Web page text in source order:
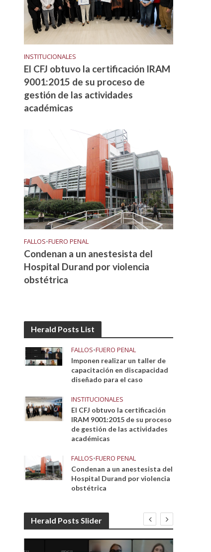
INSTITUCIONALES
El CFJ obtuvo la certificación IRAM
9001:2015 de su proceso de
gestión de las actividades
académicas
FALLOS•FUERO PENAL
Condenan a un anestesista del
Hospital Durand por violencia
obstétrica
Herald Posts List
FALLOS•FUERO PENAL
Imponen realizar un taller de
capacitación en discapacidad
diseñado para el caso
INSTITUCIONALES
El CFJ obtuvo la certificación
IRAM 9001:2015 de su proceso
de gestión de las actividades
académicas
FALLOS•FUERO PENAL
Condenan a un anestesista del
Hospital Durand por violencia
obstétrica
Herald Posts Slider